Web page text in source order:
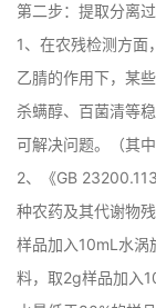
第二步：提取分离
1、在农残检测方面
乙腈的作用下，某
杀螨醇、百菌清等
可解决问题。（其
2、《GB
种农药及其代谢物
样品加入10mL水涡
料，取2g样品加入